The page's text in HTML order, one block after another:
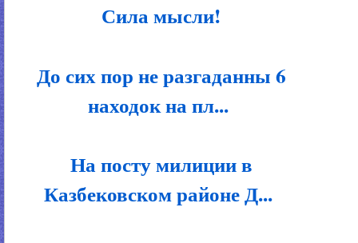
Сила мысли!
До сих пор не разгаданны 6
находок на пл...
На посту милиции в
Казбековском районе Д...